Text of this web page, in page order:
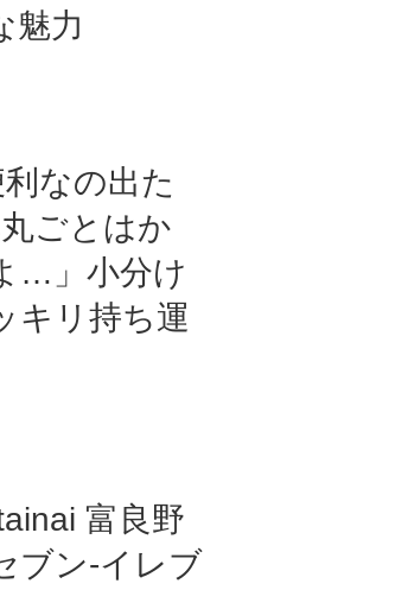
魅力
なの出た
ごとはか
…」小分け
キリ持ち運
富良野
ブン‐イレブ